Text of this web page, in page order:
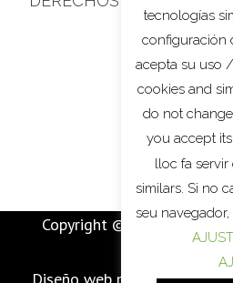
Copyright © 2022MARTÍ
Diseño web por / Web
tecnologías
configuración
acepta su uso
cookies and
do not
you accept
lloc fa
similars. Si no
seu